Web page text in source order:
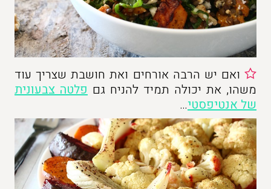
ואם יש הרבה אורחים ואת חושבת שצריך עוד
משהו, את יכולה תמיד להניח גם פלטה צבעונית
של אנטיפסטי…